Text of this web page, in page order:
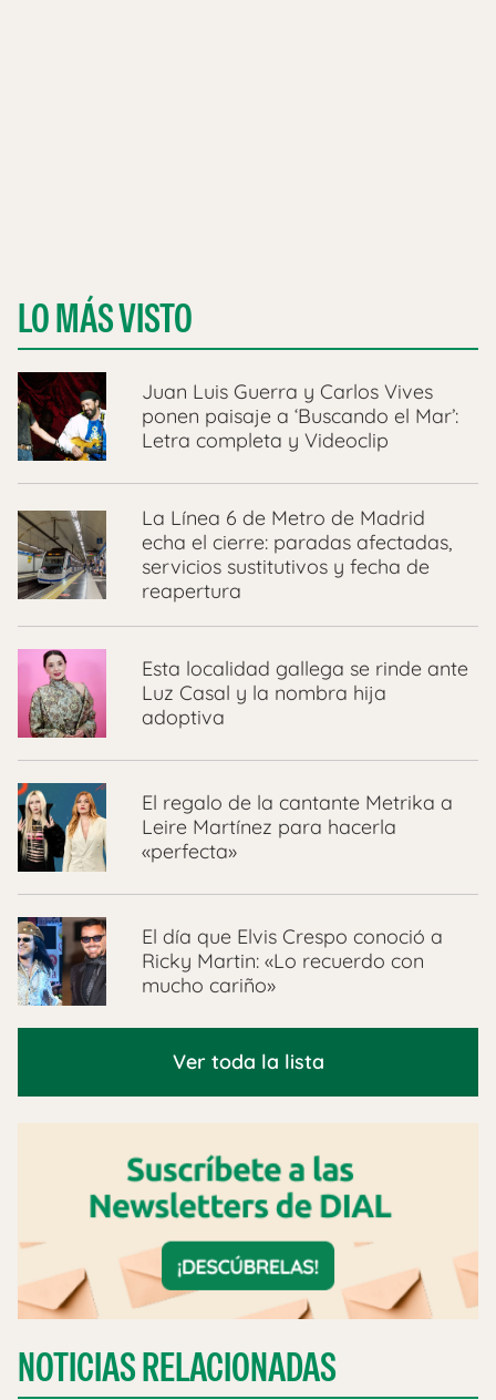
LO MÁS VISTO
Juan Luis Guerra y Carlos Vives
ponen paisaje a ‘Buscando el Mar’:
Letra completa y Videoclip
La Línea 6 de Metro de Madrid
echa el cierre: paradas afectadas,
servicios sustitutivos y fecha de
reapertura
Esta localidad gallega se rinde ante
Luz Casal y la nombra hija
adoptiva
El regalo de la cantante Metrika a
Leire Martínez para hacerla
«perfecta»
El día que Elvis Crespo conoció a
Ricky Martin: «Lo recuerdo con
mucho cariño»
Ver toda la lista
NOTICIAS RELACIONADAS